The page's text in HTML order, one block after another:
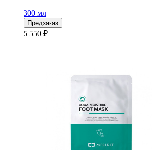
300 мл
Предзаказ
5 550 ₽